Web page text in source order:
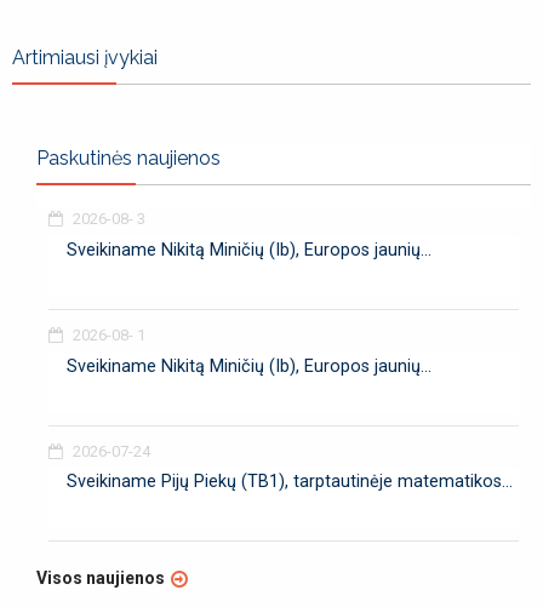
Artimiausi įvykiai
Paskutinės naujienos
2026-08- 3
Sveikiname Nikitą Miničių (Ib), Europos jaunių...
2026-08- 1
Sveikiname Nikitą Miničių (Ib), Europos jaunių...
2026-07-24
Sveikiname Pijų Piekų (TB1), tarptautinėje matematikos...
Visos naujienos